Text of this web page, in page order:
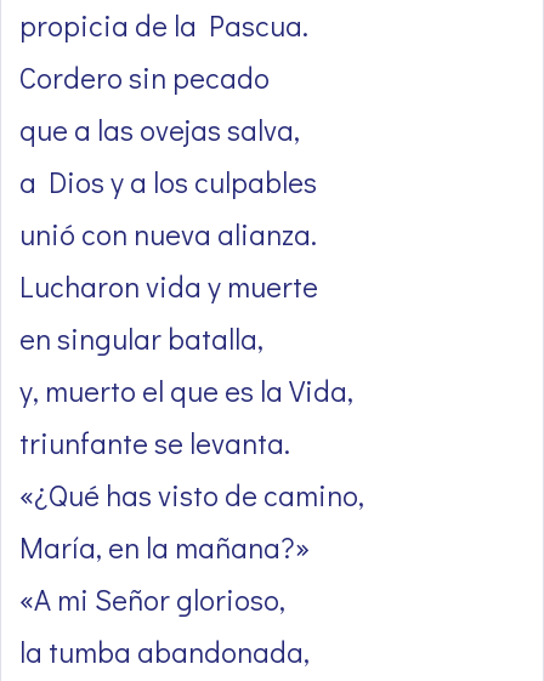
propicia de la Pascua.
Cordero sin pecado
que a las ovejas salva,
a Dios y a los culpables
unió con nueva alianza.
Lucharon vida y muerte
en singular batalla,
y, muerto el que es la Vida,
triunfante se levanta.
«¿Qué has visto de camino,
María, en la mañana?»
«A mi Señor glorioso,
la tumba abandonada,